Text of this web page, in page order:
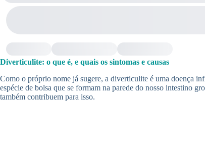
Diverticulite: o que é, e quais os sintomas e causas
Como o próprio nome já sugere, a diverticulite é uma doença
espécie de bolsa que se formam na parede do nosso intestino
também contribuem para isso.